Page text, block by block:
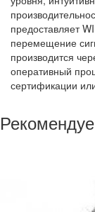
предоставляет
перемещение
производится
оперативный
сертификации